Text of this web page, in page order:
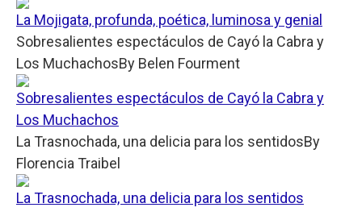
La Mojigata, profunda, poética, luminosa y genial
Sobresalientes espectáculos de Cayó la Cabra y
Los MuchachosBy Belen Fourment
Sobresalientes espectáculos de Cayó la Cabra y
Los Muchachos
La Trasnochada, una delicia para los sentidosBy
Florencia Traibel
La Trasnochada, una delicia para los sentidos